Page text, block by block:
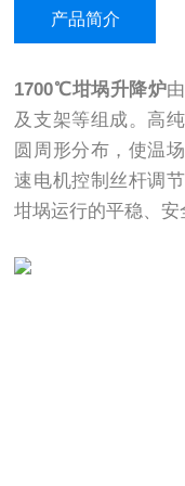
产品简介
1700℃坩埚升降炉
及支架等组成。高
圆周形分布，使温
速电机控制丝杆调
坩埚运行的平稳、安